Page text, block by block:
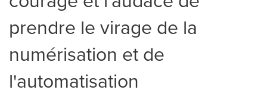
prendre le virage de la
numérisation et de
l'automatisation